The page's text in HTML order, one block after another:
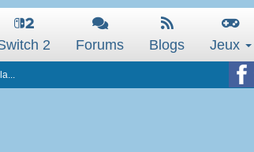
2 Forums Blogs Jeux